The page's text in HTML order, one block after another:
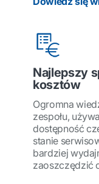
Najlepszy
kosztów
Ogromna
zespołu,
dostępność
stanie
bardziej
zaoszczędzić